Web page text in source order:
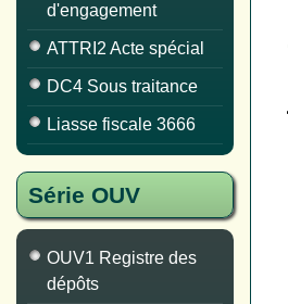
d'engagement
ATTRI2 Acte spécial
DC4 Sous traitance
Liasse fiscale 3666
Série OUV
OUV1 Registre des
dépôts